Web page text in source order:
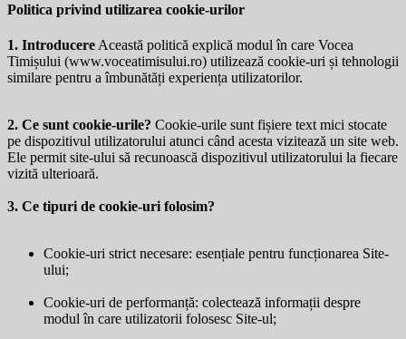
Politica privind utilizarea cookie-urilor
1. Introducere Această politică explică modul în care Vocea
Timișului (www.voceatimisului.ro) utilizează cookie-uri și tehnologii
similare pentru a îmbunătăți experiența utilizatorilor.
2. Ce sunt cookie-urile? Cookie-urile sunt fișiere text mici stocate
pe dispozitivul utilizatorului atunci când acesta vizitează un site web.
Ele permit site-ului să recunoască dispozitivul utilizatorului la fiecare
vizită ulterioară.
3. Ce tipuri de cookie-uri folosim?
Cookie-uri strict necesare: esențiale pentru funcționarea Site-
ului;
Cookie-uri de performanță: colectează informații despre
modul în care utilizatorii folosesc Site-ul;